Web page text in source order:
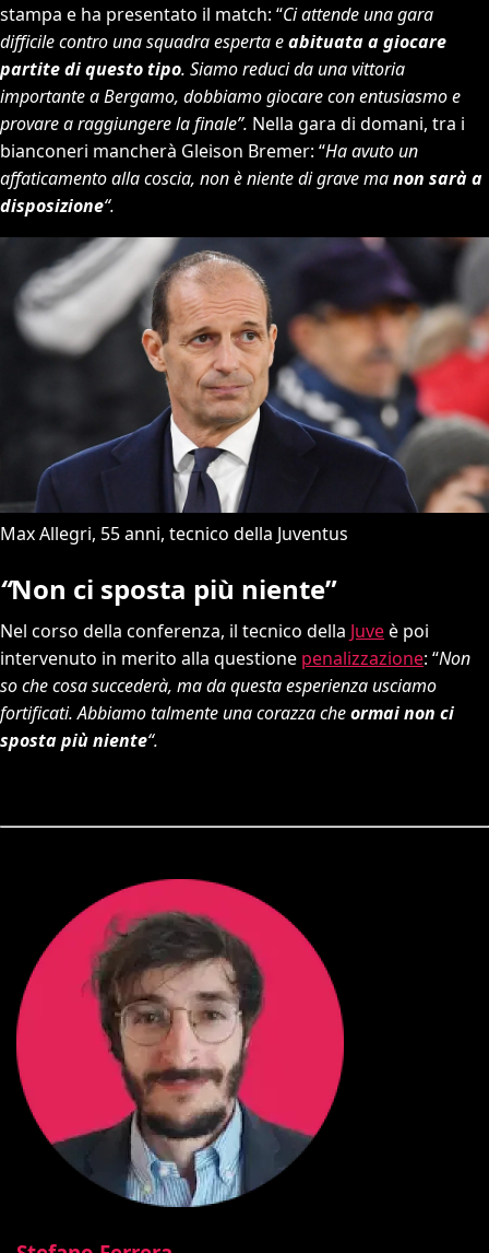
stampa e ha presentato il match: “Ci attende una gara
difficile contro una squadra esperta eabituata a giocare
partite di questo tipo. Siamo reduci da una vittoria
importante a Bergamo, dobbiamo giocare con entusiasmo e
provare a raggiungere la finale”. Nella gara di domani, tra i
bianconeri mancherà Gleison Bremer: “Ha avuto un
affaticamento alla coscia, non è niente di grave manon sarà a
disposizione“.
Max Allegri, 55 anni, tecnico della Juventus
“Non ci sposta più niente”
Nel corso della conferenza, il tecnico della Juveè poi
intervenuto in merito alla questione penalizzazione: “Non
so che cosa succederà, ma da questa esperienza usciamo
fortificati. Abbiamo talmente una corazza cheormai non ci
sposta più niente“.